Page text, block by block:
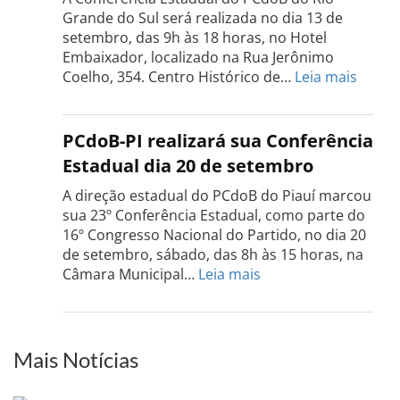
dia
18
de
setembro
Grande do Sul será realizada no dia 13 de
setembro, das 9h às 18 horas, no Hotel
Embaixador, localizado na Rua Jerônimo
Coelho, 354. Centro Histórico de… Leia mais
do
PCdoB
Rio
do
Sul
dia
PCdoB-PI realizará sua Conferência
Estadual dia 20 de setembro
A direção estadual do PCdoB do Piauí marcou
sua 23º Conferência Estadual, como parte do
16º Congresso Nacional do Partido, no dia 20
de setembro, sábado, das 8h às 15 horas, na
Câmara Municipal… Leia mais
PI
Mais Notícias